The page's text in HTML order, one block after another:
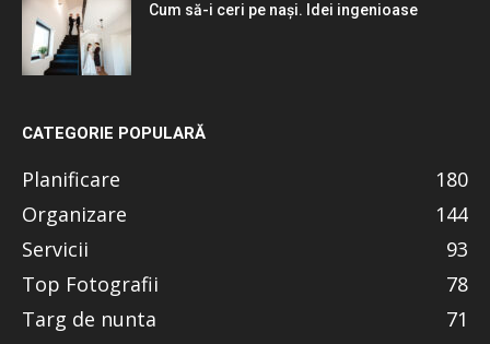
Cum să-i ceri pe nași. Idei ingenioase
CATEGORIE POPULARĂ
Planificare
180
Organizare
144
Servicii
93
Top Fotografii
78
Targ de nunta
71